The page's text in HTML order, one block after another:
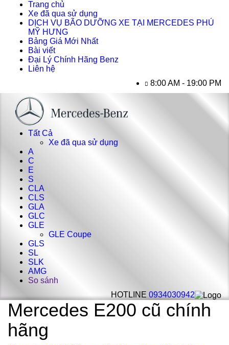
Trang chủ
Xe đã qua sử dụng
DỊCH VỤ BÃO DƯỠNG XE TẠI MERCEDES PHÚ
MỸ HƯNG
Bảng Giá Mới Nhất
Bài viết
Đại Lý Chính Hãng Benz
Liên hệ
8:00 AM - 19:00 PM
Tất Cả
Xe đã qua sử dụng
A
C
E
S
CLA
CLS
GLA
GLC
GLE
GLE Coupe
GLS
SL
SLK
AMG
So sánh
HOTLINE 0934030942
Mercedes E200 cũ chính
hãng